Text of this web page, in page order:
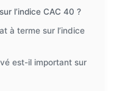
l’indice CAC 40 ?
à terme sur l’indice
est-il important sur